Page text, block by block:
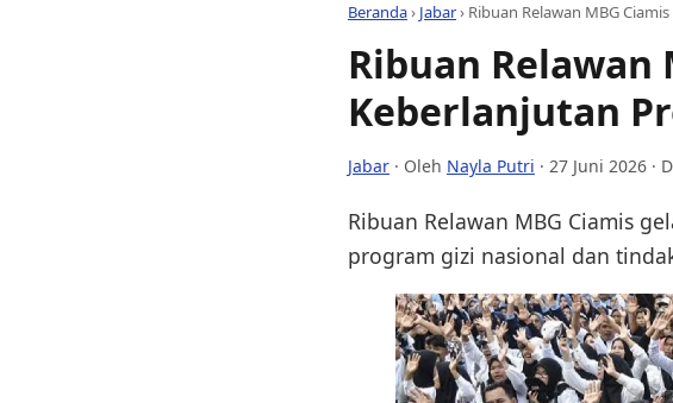
Beranda› Jabar› Ribuan Relawan MBG
Ribuan Relawan
Keberlanjutan
Jabar · Oleh Nayla Putri · 27 Juni 2026 ·
Ribuan Relawan MBG Ciamis
program gizi nasional dan